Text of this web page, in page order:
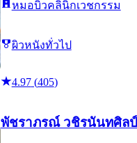
หมอบิวคลินิกเวชกรรม
ผิวหนังทั่วไป
4.97(405)
พัชราภรณ์ วชิรนันทศิลป์